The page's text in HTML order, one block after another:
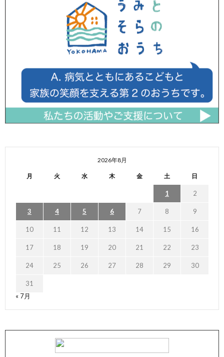
2026年8月
月 火 水 木 金 土 日
1 2
3 4 5 6 7 8 9
10 11 12 13 14 15 16
17 18 19 20 21 22 23
24 25 26 27 28 29 30
31
« 7月